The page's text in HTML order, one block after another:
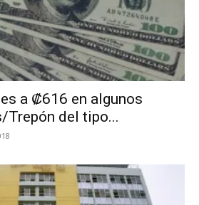
a ₡616 en algunos
Trepón del tipo...